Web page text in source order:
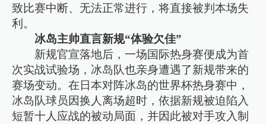
致比赛中断、无法正常进行，将直接被判本场失
利。
冰岛主帅直言新规“体验欠佳”
新规官宣落地后，一场国际热身赛便成为首
次实战试验场，冰岛队也亲身遭遇了新规带来的
赛场变动。在日本对阵冰岛的世界杯热身赛中，
冰岛队球员因换人离场超时，依据新规被迫陷入
短暂十人应战的被动局面，并因此被对手攻入制